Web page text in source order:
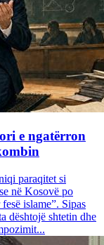
e ngatërron
paraqitet si
në Kosovë po
islame”. Sipas
dështojë shtetin dhe